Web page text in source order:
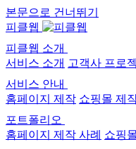
본문으로 건너뛰기
피클웹
피클웹 소개
서비스 소개 고객사 프로
서비스 안내
홈페이지 제작 쇼핑몰 제
포트폴리오
홈페이지 제작 사례 쇼핑